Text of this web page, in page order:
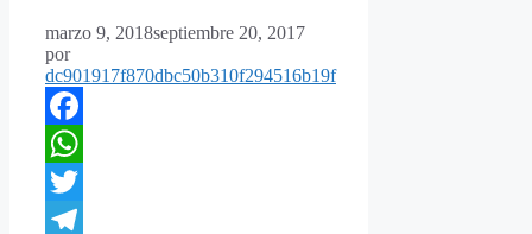
marzo 9, 2018septiembre 20, 2017
por
dc901917f870dbc50b310f294516b19f
Facebook
WhatsApp
Twitter